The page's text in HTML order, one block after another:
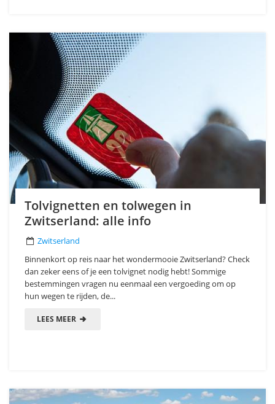
Tolvignetten en tolwegen in
Zwitserland: alle info
Zwitserland
Binnenkort op reis naar het wondermooie Zwitserland? Check
dan zeker eens of je een tolvignet nodig hebt! Sommige
bestemmingen vragen nu eenmaal een vergoeding om op
hun wegen te rijden, de...
LEES MEER